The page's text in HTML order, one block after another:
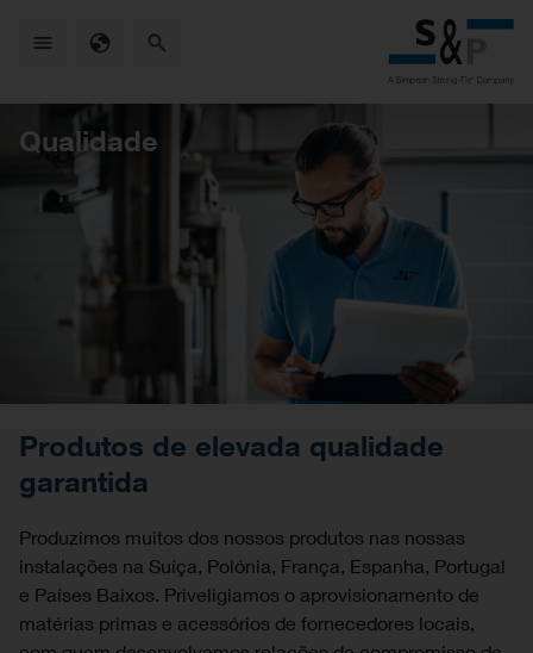
content
Qualidade
Produtos de elevada qualidade
garantida
Produzimos muitos dos nossos produtos nas nossas
instalações na Suíça, Polónia, França, Espanha, Portugal
e Países Baixos. Priveligiamos o aprovisionamento de
matérias primas e acessórios de fornecedores locais,